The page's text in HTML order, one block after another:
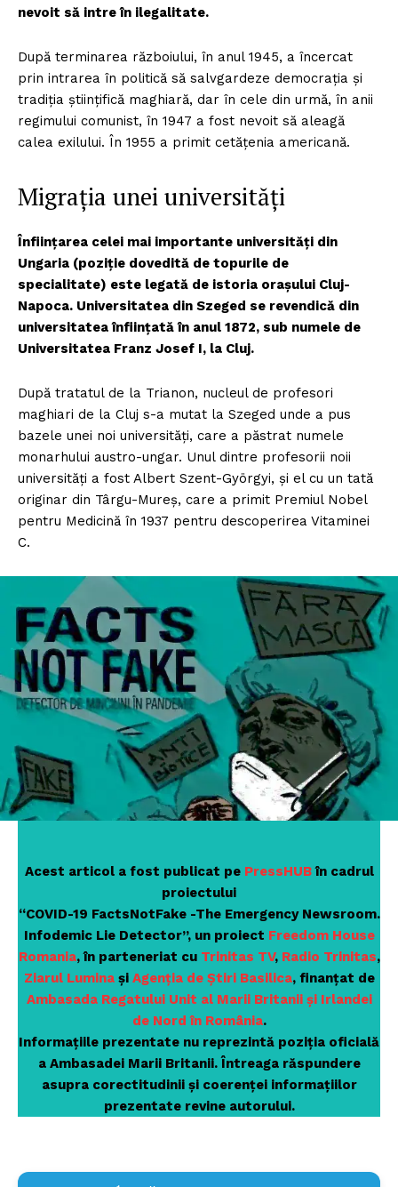
nevoit să intre în ilegalitate.
După terminarea războiului, în anul 1945, a încercat
prin intrarea în politică să salvgardeze democrația și
tradiția științifică maghiară, dar în cele din urmă, în anii
regimului comunist, în 1947 a fost nevoit să aleagă
calea exilului. În 1955 a primit cetățenia americană.
Migrația unei universități
Înființarea celei mai importante universități din
Ungaria (poziție dovedită de topurile de
specialitate) este legată de istoria orașului Cluj-
Napoca. Universitatea din Szeged se revendică din
universitatea înființată în anul 1872, sub numele de
Universitatea Franz Josef I, la Cluj.
După tratatul de la Trianon, nucleul de profesori
maghiari de la Cluj s-a mutat la Szeged unde a pus
bazele unei noi universități, care a păstrat numele
monarhului austro-ungar. Unul dintre profesorii noii
universități a fost Albert Szent-Györgyi, și el cu un tată
originar din Târgu-Mureș, care a primit Premiul Nobel
pentru Medicină în 1937 pentru descoperirea Vitaminei
C.
Acest articol a fost publicat pe PressHUBîn cadrul
proiectului
“COVID-19 FactsNotFake -The Emergency Newsroom.
Infodemic Lie Detector”, un proiect Freedom House
Romania, în parteneriat cu Trinitas TV, Radio Trinitas,
Ziarul Luminași Agenția de Știri Basilica, finanțat de
Ambasada Regatului Unit al Marii Britanii și Irlandei
de Nord în România.
Informațiile prezentate nu reprezintă poziția oficială
a Ambasadei Marii Britanii. Întreaga răspundere
asupra corectitudinii și coerenței informațiilor
prezentate revine autorului.